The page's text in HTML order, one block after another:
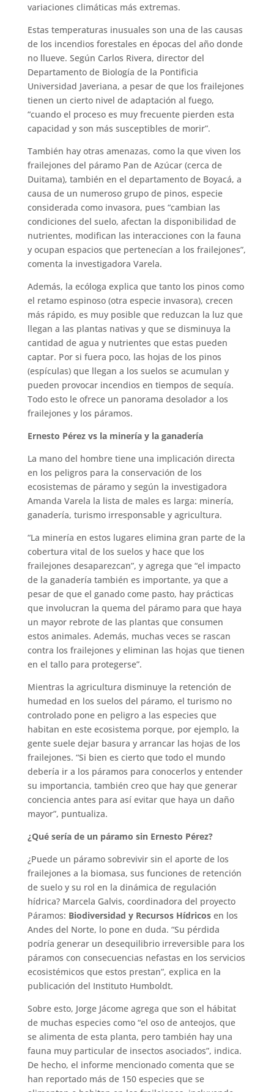
variaciones climáticas más extremas.
Estas temperaturas inusuales son una de las causas
de los incendios forestales en épocas del año donde
no llueve. Según Carlos Rivera, director del
Departamento de Biología de la Pontificia
Universidad Javeriana, a pesar de que los frailejones
tienen un cierto nivel de adaptación al fuego,
“cuando el proceso es muy frecuente pierden esta
capacidad y son más susceptibles de morir”.
También hay otras amenazas, como la que viven los
frailejones del páramo Pan de Azúcar (cerca de
Duitama), también en el departamento de Boyacá, a
causa de un numeroso grupo de pinos, especie
considerada como invasora, pues “cambian las
condiciones del suelo, afectan la disponibilidad de
nutrientes, modifican las interacciones con la fauna
y ocupan espacios que pertenecían a los frailejones”,
comenta la investigadora Varela.
Además, la ecóloga explica que tanto los pinos como
el retamo espinoso (otra especie invasora), crecen
más rápido, es muy posible que reduzcan la luz que
llegan a las plantas nativas y que se disminuya la
cantidad de agua y nutrientes que estas pueden
captar. Por si fuera poco, las hojas de los pinos
(espículas) que llegan a los suelos se acumulan y
pueden provocar incendios en tiempos de sequía.
Todo esto le ofrece un panorama desolador a los
frailejones y los páramos.
Ernesto Pérez vs la minería y la ganadería
La mano del hombre tiene una implicación directa
en los peligros para la conservación de los
ecosistemas de páramo y según la investigadora
Amanda Varela la lista de males es larga: minería,
ganadería, turismo irresponsable y agricultura.
“La minería en estos lugares elimina gran parte de la
cobertura vital de los suelos y hace que los
frailejones desaparezcan”, y agrega que “el impacto
de la ganadería también es importante, ya que a
pesar de que el ganado come pasto, hay prácticas
que involucran la quema del páramo para que haya
un mayor rebrote de las plantas que consumen
estos animales. Además, muchas veces se rascan
contra los frailejones y eliminan las hojas que tienen
en el tallo para protegerse”.
Mientras la agricultura disminuye la retención de
humedad en los suelos del páramo, el turismo no
controlado pone en peligro a las especies que
habitan en este ecosistema porque, por ejemplo, la
gente suele dejar basura y arrancar las hojas de los
frailejones. “Si bien es cierto que todo el mundo
debería ir a los páramos para conocerlos y entender
su importancia, también creo que hay que generar
conciencia antes para así evitar que haya un daño
mayor”, puntualiza.
¿Qué sería de un páramo sin Ernesto Pérez?
¿Puede un páramo sobrevivir sin el aporte de los
frailejones a la biomasa, sus funciones de retención
de suelo y su rol en la dinámica de regulación
hídrica? Marcela Galvis, coordinadora del proyecto
Páramos: Biodiversidad y Recursos Hídricos en los
Andes del Norte, lo pone en duda. “Su pérdida
podría generar un desequilibrio irreversible para los
páramos con consecuencias nefastas en los servicios
ecosistémicos que estos prestan”, explica en la
publicación del Instituto Humboldt.
Sobre esto, Jorge Jácome agrega que son el hábitat
de muchas especies como “el oso de anteojos, que
se alimenta de esta planta, pero también hay una
fauna muy particular de insectos asociados”, indica.
De hecho, el informe mencionado comenta que se
han reportado más de 150 especies que se